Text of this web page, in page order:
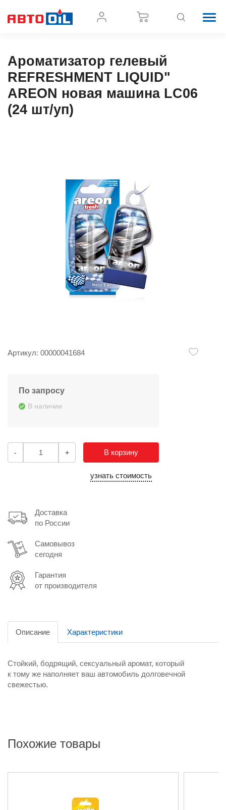
Ароматизатор гелевый
REFRESHMENT LIQUID"
AREON новая машина LC06
(24 шт/уп)
Артикул: 00000041684
По запросу
В наличии
- + В корзину
узнать стоимость
Доставка
по России
Самовывоз
сегодня
Гарантия
от производителя
Описание Характеристики
Стойкий, бодрящий, сексуальный аромат, который
к тому же наполняет ваш автомобиль долговечной
свежестью.
Похожие товары